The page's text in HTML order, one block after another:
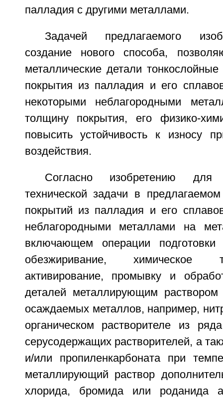
палладия с другими металлами.
Задачей предлагаемого
создание нового способа,
металлические детали
покрытия из палладия и его
некоторыми неблагородными
толщину покрытия, его физико-
повысить устойчивость к износу
воздействия.
Согласно изобретению
технической задачи в
покрытий из палладия и его
неблагородными металлами на
включающем операции подготовки
обезжиривание, химическое
активирование, промывку и
деталей металлирующим раствором
осаждаемых металлов, например,
органическом растворителе из
серусодержащих растворителей, а
и/или пропиленкарбоната при
металлирующий раствор
хлорида, бромида или роданида